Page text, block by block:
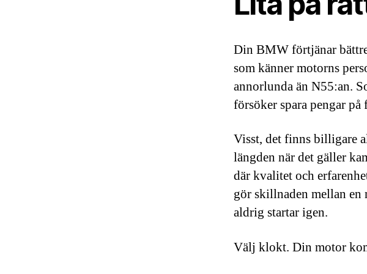
Din BMW förtjänar
som känner motorns
annorlunda än N55:an.
försöker spara pengar på
Visst, det finns billigare
längden när det gäller
där kvalitet och
gör skillnaden mellan
aldrig startar igen.
Välj klokt. Din motor